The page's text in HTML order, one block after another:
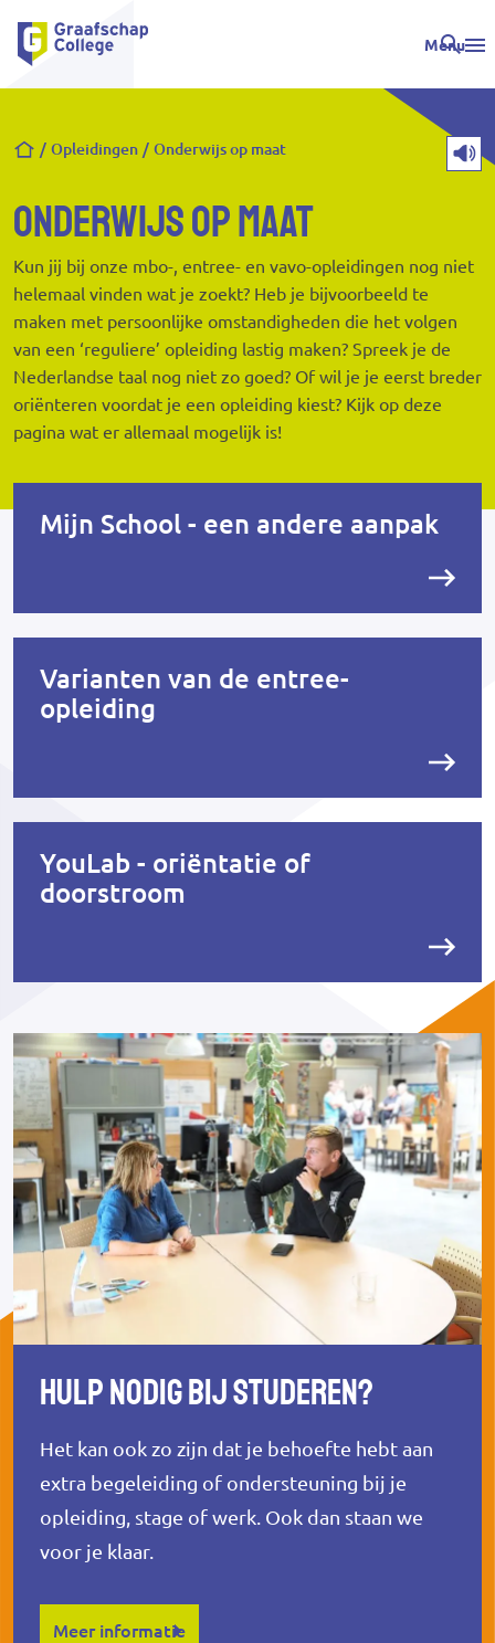
Menu
Kruimelpad
Opleidingen Onderwijs op maat
Onderwijs op maat
Kun jij bij onze mbo-, entree- en vavo-opleidingen nog niet
helemaal vinden wat je zoekt? Heb je bijvoorbeeld te
maken met persoonlijke omstandigheden die het volgen
van een ‘reguliere’ opleiding lastig maken? Spreek je de
Nederlandse taal nog niet zo goed? Of wil je je eerst breder
oriënteren voordat je een opleiding kiest? Kijk op deze
pagina wat er allemaal mogelijk is!
Mijn School - een andere aanpak
Varianten van de entree-
opleiding
YouLab - oriëntatie of
doorstroom
Hulp nodig bij studeren?
Het kan ook zo zijn dat je behoefte hebt aan
extra begeleiding of ondersteuning bij je
opleiding, stage of werk. Ook dan staan we
voor je klaar.
Meer informatie